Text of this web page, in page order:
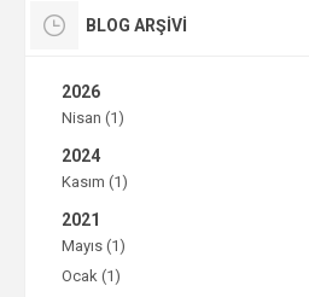
BLOG ARŞIVI
2026
Nisan (1)
2024
Kasım (1)
2021
Mayıs (1)
Ocak (1)